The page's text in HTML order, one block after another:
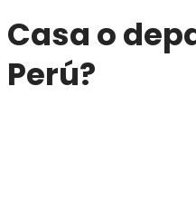
Casa o
Perú?